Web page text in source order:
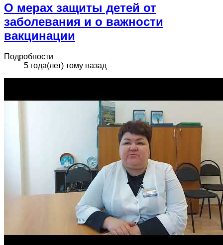
О мерах защиты детей от
заболевания и о важности
вакцинации
Подробности
5 года(лет) тому назад